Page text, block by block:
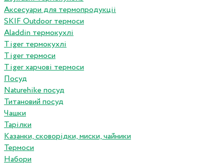
Аксесуари для термопродукціі
SKIF Outdoor термоси
Aladdin термокухлі
Tiger термокухлі
Tiger термоси
Tiger харчові термоси
Посуд
Naturehike посуд
Титановий посуд
Чашки
Тарілки
Казанки, сковорідки, миски, чайники
Термоси
Набори